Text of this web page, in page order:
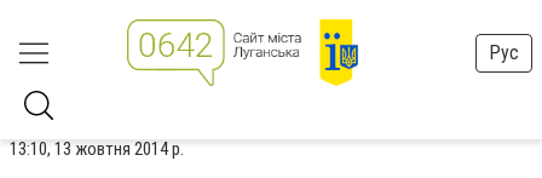
Рус
13:10, 13 жовтня 2014 р.